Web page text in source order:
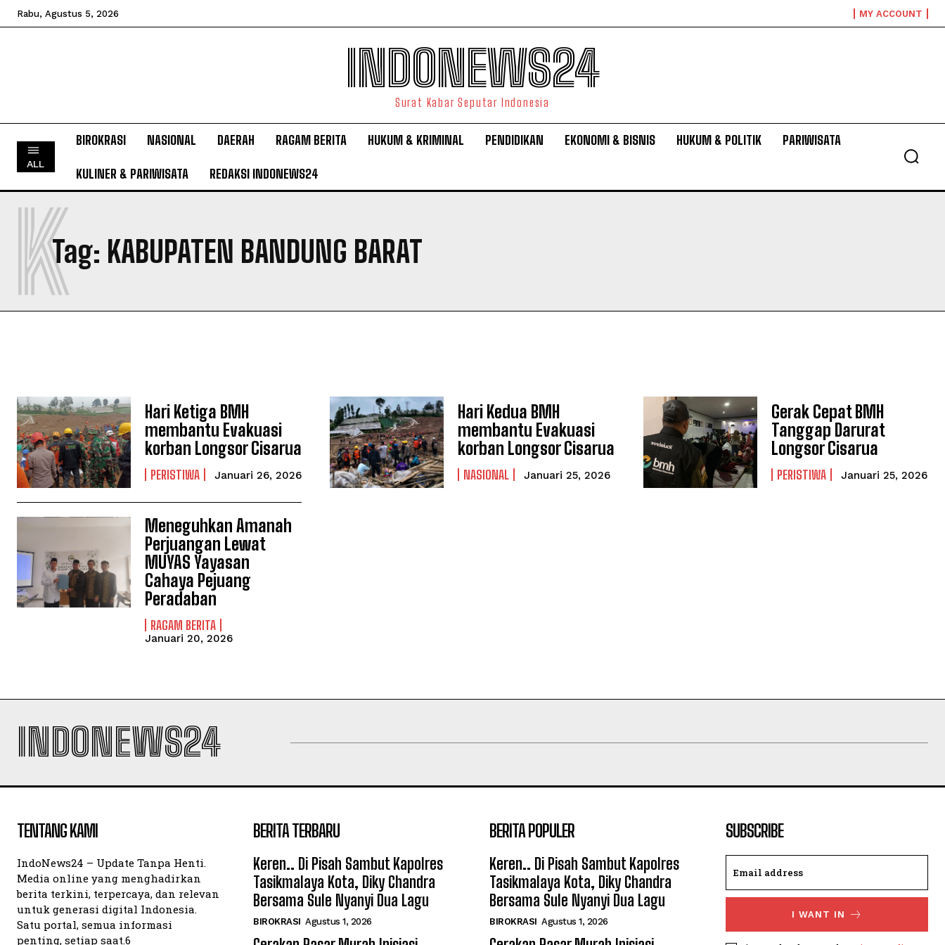
Rabu, Agustus 5, 2026 MY ACCOUNT
INDONEWS24
Surat Kabar Seputar Indonesia
ALL
BIROKRASI NASIONAL DAERAH RAGAM BERITA HUKUM & KRIMINAL PENDIDIKAN EKONOMI & BISNIS HUKUM & POLITIK PARIWISATA
KULINER & PARIWISATA REDAKSI INDONEWS24
Tag: KABUPATEN BANDUNG BARAT
K
Hari Ketiga BMH
membantu Evakuasi
korban Longsor Cisarua
PERISTIWA Januari 26, 2026
Hari Kedua BMH
membantu Evakuasi
korban Longsor Cisarua
NASIONAL Januari 25, 2026
Gerak Cepat BMH
Tanggap Darurat
Longsor Cisarua
PERISTIWA Januari 25, 2026
Meneguhkan Amanah
Perjuangan Lewat
MUYAS Yayasan
Cahaya Pejuang
Peradaban
RAGAM BERITA
Januari 20, 2026
INDONEWS24
TENTANG KAMI
IndoNews24 – Update Tanpa Henti.
Media online yang menghadirkan
berita terkini, terpercaya, dan relevan
untuk generasi digital Indonesia.
Satu portal, semua informasi
penting, setiap saat.6
BERITA TERBARU
Keren.. Di Pisah Sambut Kapolres
Tasikmalaya Kota, Diky Chandra
Bersama Sule Nyanyi Dua Lagu
BIROKRASI Agustus 1, 2026
BERITA POPULER
Keren.. Di Pisah Sambut Kapolres
Tasikmalaya Kota, Diky Chandra
Bersama Sule Nyanyi Dua Lagu
BIROKRASI Agustus 1, 2026
SUBSCRIBE
I WANT IN